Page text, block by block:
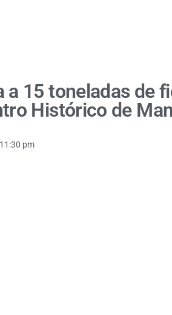
a 15 toneladas de
Histórico de
11:30 pm